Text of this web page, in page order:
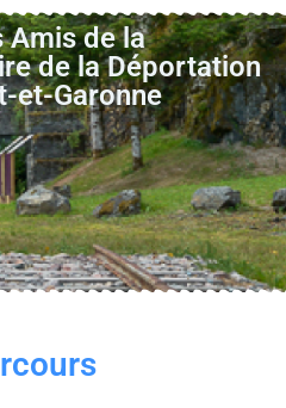
Amis de la
de la Déportation
et-Garonne